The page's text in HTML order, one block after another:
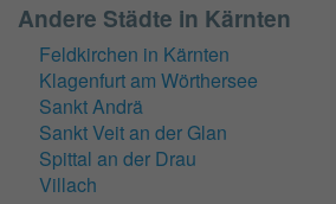
Andere Städte in Kärnten
Feldkirchen in Kärnten
Klagenfurt am Wörthersee
Sankt Andrä
Sankt Veit an der Glan
Spittal an der Drau
Villach